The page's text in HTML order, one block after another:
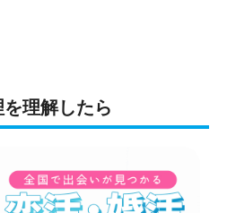
理解したら